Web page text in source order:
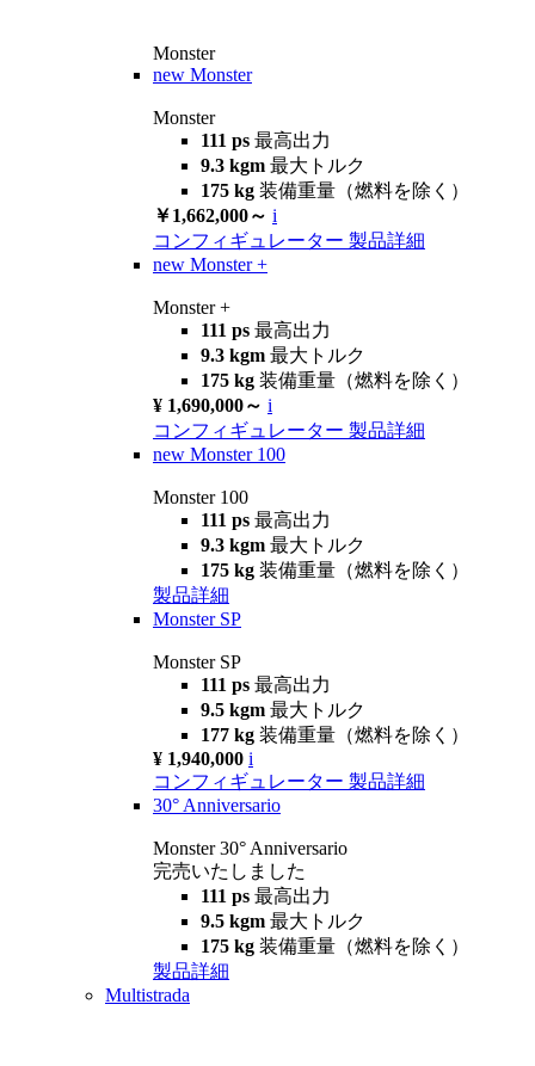
Monster
new Monster
Monster
111 ps 最高出力
9.3 kgm 最大トルク
175 kg 装備重量（燃料を除く）
￥1,662,000～ i
コンフィギュレーター 製品詳細
new Monster +
Monster +
111 ps 最高出力
9.3 kgm 最大トルク
175 kg 装備重量（燃料を除く）
¥ 1,690,000～ i
コンフィギュレーター 製品詳細
new Monster 100
Monster 100
111 ps 最高出力
9.3 kgm 最大トルク
175 kg 装備重量（燃料を除く）
製品詳細
Monster SP
Monster SP
111 ps 最高出力
9.5 kgm 最大トルク
177 kg 装備重量（燃料を除く）
¥ 1,940,000 i
コンフィギュレーター 製品詳細
30° Anniversario
Monster 30° Anniversario
完売いたしました
111 ps 最高出力
9.5 kgm 最大トルク
175 kg 装備重量（燃料を除く）
製品詳細
Multistrada